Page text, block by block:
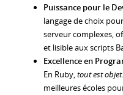
Puissance pour le
langage de choix
serveur complexes,
et lisible aux scripts
Excellence en
En Ruby,tout est objet
meilleures écoles